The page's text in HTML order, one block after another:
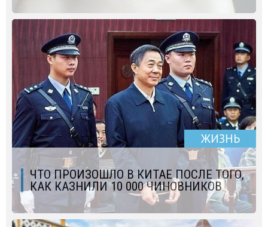
ЖИЗНЬ
ЧТО ПРОИЗОШЛО В КИТАЕ ПОСЛЕ ТОГО,
КАК КАЗНИЛИ 10 000 ЧИНОВНИКОВ